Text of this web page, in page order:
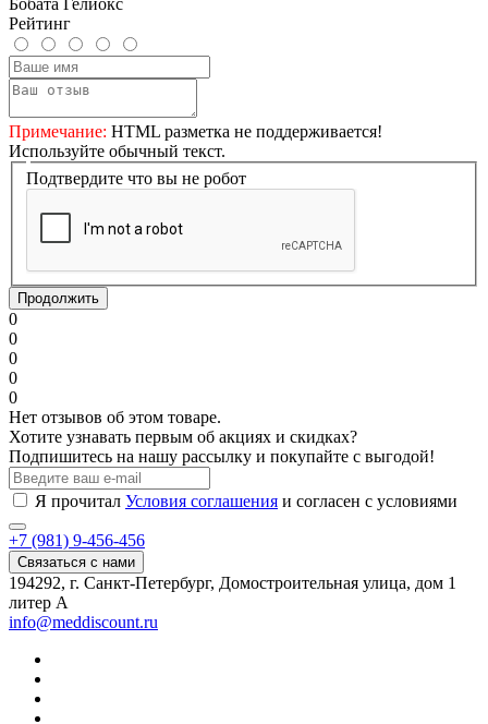
Рейтинг
Примечание: HTML разметка не поддерживается!
Используйте обычный текст.
Подтвердите что вы не робот
Продолжить
0
0
0
0
0
Нет отзывов об этом товаре.
Хотите узнавать первым об акциях и скидках?
Подпишитесь на нашу рассылку и покупайте с выгодой!
Я прочитал Условия соглашения и согласен с условиями
+7 (981) 9-456-456
Связаться с нами
194292, г. Санкт-Петербург, Домостроительная улица, дом 1
литер А
info@meddiscount.ru